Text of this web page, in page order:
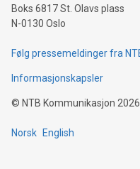
Boks 6817 St. Olavs plass
N-0130 Oslo
Følg pressemeldinger fra
Informasjonskapsler
© NTB Kommunikasjon 2026
Norsk English